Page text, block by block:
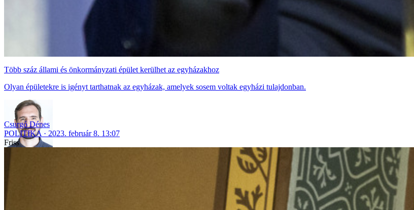
Több száz állami és önkormányzati épület kerülhet az egyházakhoz
Olyan épületekre is igényt tarthatnak az egyházak, amelyek sosem voltak egyházi tulajdonban.
Csurgó Dénes
POLITIKA
2023. február 8. 13:07
Friss